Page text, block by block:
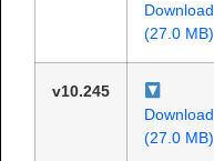
Download
(27.0 MB)
v10.245
Download
(27.0 MB)